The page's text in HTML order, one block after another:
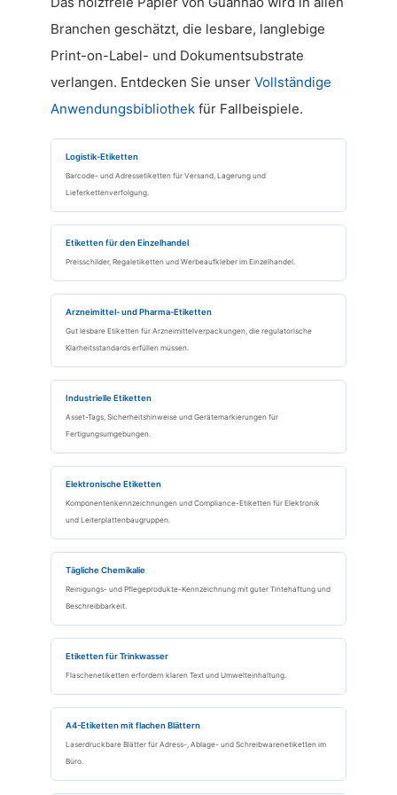
Branchen geschätzt, die lesbare, langlebige
Print-on-Label- und Dokumentsubstrate
verlangen. Entdecken Sie unserVollständige
Anwendungsbibliothek für Fallbeispiele.
Logistik-Etiketten
Barcode- und Adressetiketten für Versand, Lagerung und
Lieferkettenverfolgung.
Etiketten für den Einzelhandel
Preisschilder, Regaletiketten und Werbeaufkleber im Einzelhandel.
Arzneimittel- und Pharma-Etiketten
Gut lesbare Etiketten für Arzneimittelverpackungen, die regulatorische
Klarheitsstandards erfüllen müssen.
Industrielle Etiketten
Asset-Tags, Sicherheitshinweise und Gerätemarkierungen für
Fertigungsumgebungen.
Elektronische Etiketten
Komponentenkennzeichnungen und Compliance-Etiketten für Elektronik
und Leiterplattenbaugruppen.
Tägliche Chemikalie
Reinigungs- und Pflegeprodukte-Kennzeichnung mit guter Tintehaftung und
Beschreibbarkeit.
Etiketten für Trinkwasser
Flaschenetiketten erfordern klaren Text und Umwelteinhaltung.
A4-Etiketten mit flachen Blättern
Laserdruckbare Blätter für Adress-, Ablage- und Schreibwarenetiketten im
Büro.